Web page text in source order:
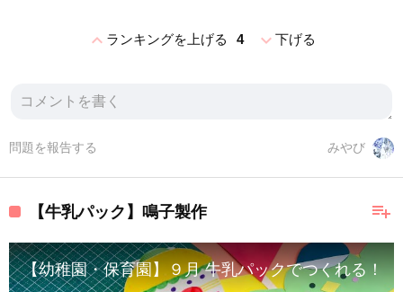
expand_lessランキングを上げる 4 expand_more下げる
みやび
問題を報告する
playlist_add
【牛乳パック】鳴子製作
【幼稚園・保育園】９月 牛乳パックでつくれる！